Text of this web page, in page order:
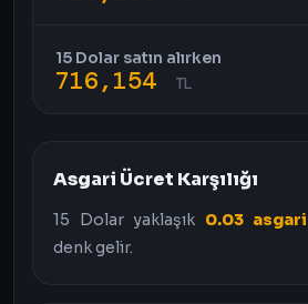
15 Dolar satın alırken
716,154 TL
Asgari Ücret Karşılığı
15 Dolar yaklaşık 0.03
denk gelir.